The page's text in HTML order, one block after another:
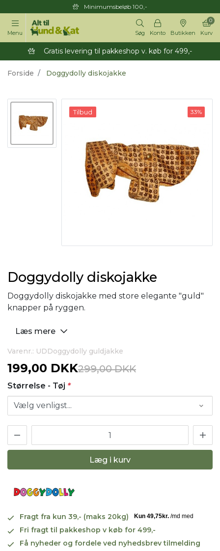
Minimumsbeløb 100,-
Menu Søg Konto Butikken Kurv
0
Gratis levering til pakkeshop v. køb for 499,-
Forside Doggydolly diskojakke
Tilbud 33%
Doggydolly diskojakke
Doggydolly diskojakke med store elegante "guld"
knapper på ryggen.
Læs mere
Varenr.: UDDoggydolly guldjakke
199,00 DKK299,00 DKK
Størrelse - Tøj *
Læg i kurv
Fragt fra kun 39,- (maks 20kg)
Fri fragt til pakkeshop v køb for 499,-
Få nyheder og fordele ved nyhedsbrev tilmelding